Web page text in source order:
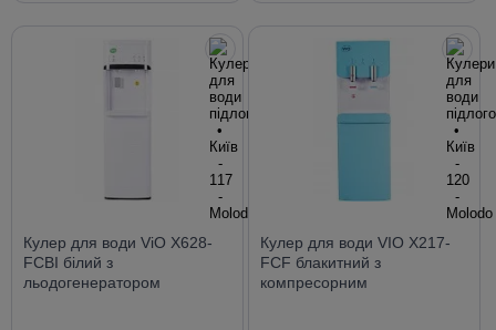
Кулер для води ViO X628-
FCBI білий з
льодогенератором
Кулер для води VIO Х217-
FCF блакитний з
компресорним